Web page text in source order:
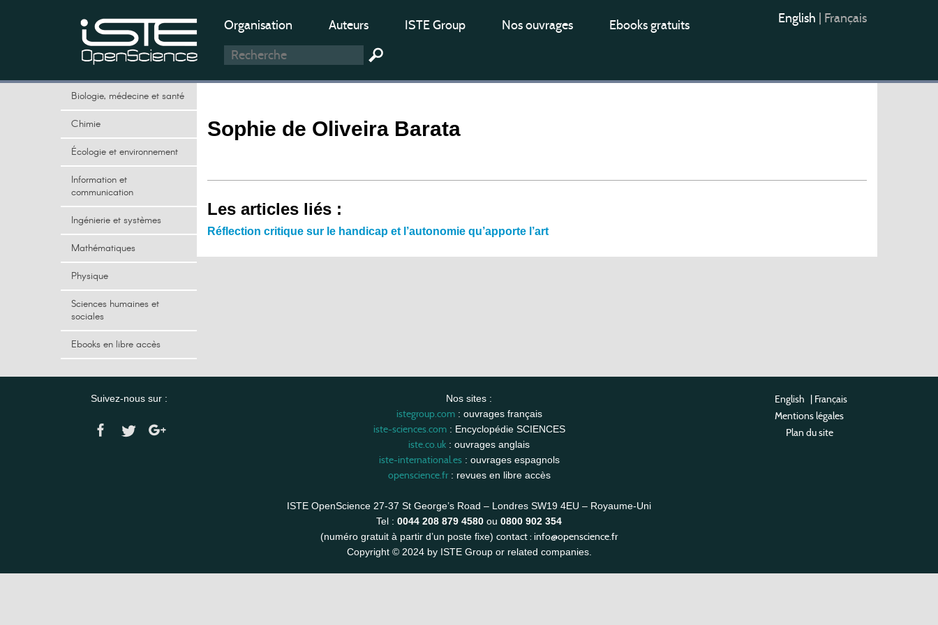
Organisation Auteurs ISTE Group Nos ouvrages Ebooks gratuits English Français
Biologie, médecine et santé
Chimie
Écologie et environnement
Information et
communication
Ingénierie et systèmes
Mathématiques
Physique
Sciences humaines et
sociales
Ebooks en libre accès
Sophie de Oliveira Barata
Les articles liés :
Réflection critique sur le handicap et l’autonomie qu’apporte l’art
Suivez-nous sur : Nos sites :
istegroup.com: ouvrages français
iste-sciences.com: Encyclopédie SCIENCES
iste.co.uk : ouvrages anglais
iste-international.es: ouvrages espagnols
openscience.fr: revues en libre accès
ISTE OpenScience 27-37 St George’s Road – Londres SW19 4EU – Royaume-Uni
Tel : 0044 208 879 4580 ou 0800 902 354
(numéro gratuit à partir d’un poste fixe) contact : info@openscience.fr
Copyright © 2024 by ISTE Group or related companies.
English | Français
Mentions légales
Plan du site